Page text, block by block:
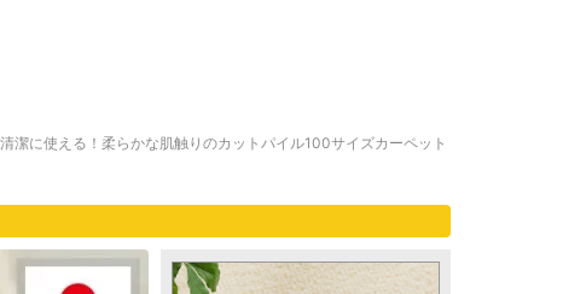
潔に使える！柔らかな肌触りのカットパイル100サイズカーペット